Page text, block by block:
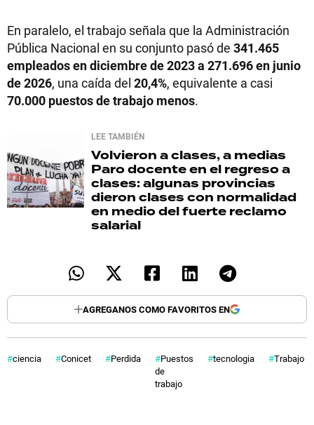
En paralelo, el trabajo señala que la Administración
Pública Nacional en su conjunto pasó de 341.465
empleados en diciembre de 2023 a 271.696 en junio
de 2026, una caída del 20,4%, equivalente a casi
70.000 puestos de trabajo menos.
LEE TAMBIÉN
Volvieron a clases, a medias
Paro docente en el regreso a
clases: algunas provincias
dieron clases con normalidad
en medio del fuerte reclamo
salarial
AGREGANOS COMO FAVORITOS EN
ciencia Conicet Perdida
Puestos
de
trabajo
tecnologia Trabajo